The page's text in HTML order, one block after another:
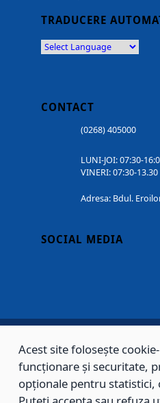
TRADUCERE
CONTACT
(0268) 405000
LUNI-JOI: 07:30-
VINERI: 07:30-13.30
Adresa: Bdul.
SOCIAL MEDIA
Copyright © 2002 - 2026 - PRIMĂRIA
rezervate.
Acest site folosește
funcționare și securitate,
opționale pentru